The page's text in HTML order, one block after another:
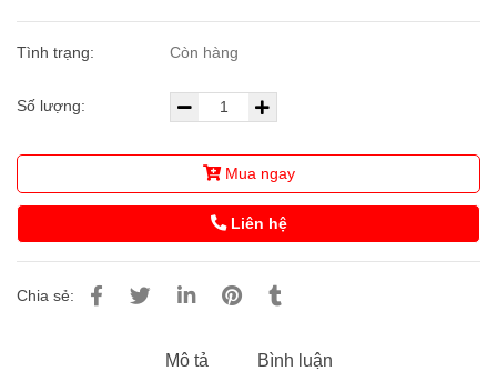
Tình trạng: Còn hàng
Số lượng:
Mua ngay
Liên hệ
Chia sẻ:
Mô tả Bình luận